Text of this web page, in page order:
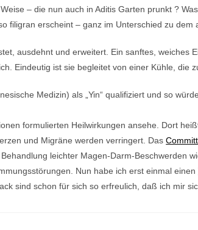
– die nun auch in Aditis Garten prunkt ?
filigran erscheint – ganz im Unterschied zu
ausdehnt und erweitert. Ein sanftes, weiches
Eindeutig ist sie begleitet von einer Kühle, die
Medizin) als „Yin“ qualifiziert und so
formulierten Heilwirkungen ansehe. Dort
und Migräne werden verringert. Das
leichter Magen-Darm-Beschwerden
Nun habe ich erst einmal einen
sind schon für sich so erfreulich, daß ich mir